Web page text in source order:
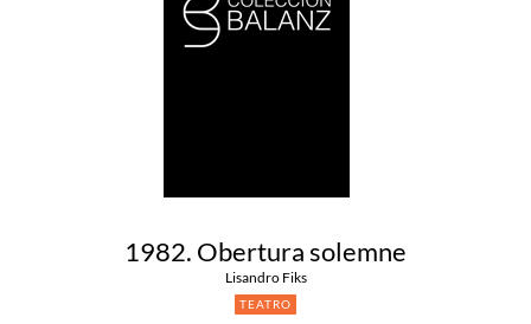
1982. Obertura solemne
Lisandro Fiks
TEATRO